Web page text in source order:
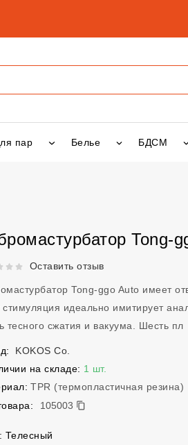
пар Белье БДСМ
Tong-
5 из 5.
Оставить отзыв
Tong-ggo Auto имеет
стимуляция идеально имитирует
тесного сжатия и вакуума. Шесть пл
KOKOS Co.
на складе: 1 шт.
TPR (термопластичная резина)
105003
105003
Телесный